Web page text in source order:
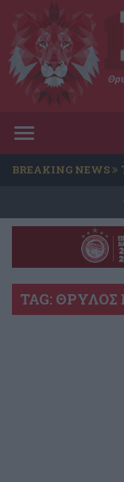
Toggle
BREAKING NEWS
TAG: ΘΡΥΛΟΣ